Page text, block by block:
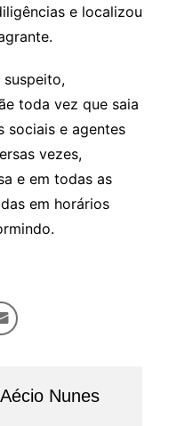
e localizou
toda vez que saia
sociais e agentes
vezes,
e em todas as
em horários
Nunes